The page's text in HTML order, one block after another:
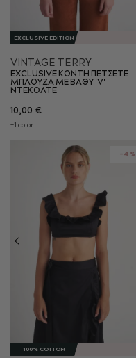
EXCLUSIVE EDITION
VINTAGE TERRY
EXCLUSIVE ΚΟΝΤΗ ΠΕΤΣΕΤΕ
ΜΠΛΟΥΖΑ ΜΕ ΒΑΘΥ 'V'
ΝΤΕΚΟΛΤΕ
10,00 €
+1 color
-4%
100% COTTON